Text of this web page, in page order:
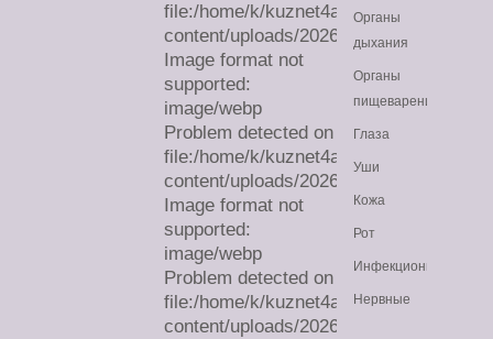
file:/home/k/kuznet4a/
content/uploads/2026/08/sa.webp
Image format not
supported:
image/webp
Problem detected on
file:/home/k/kuznet4a/
content/uploads/2026/08/sa.webp
Image format not
supported:
image/webp
Problem detected on
file:/home/k/kuznet4a/
content/uploads/2026/07/sa-
Органы
дыхания
Органы
пищеварения
Глаза
Уши
Кожа
Рот
Инфекционные
Нервные